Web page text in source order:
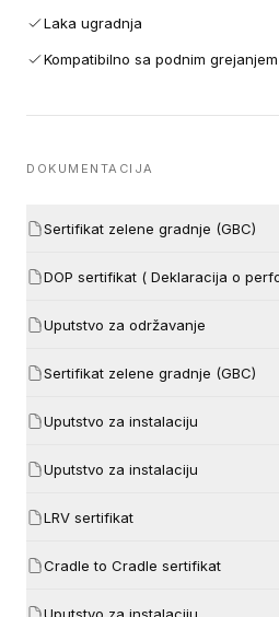
Laka ugradnja
Kompatibilno sa podnim grejanjem
DOKUMENTACIJA
Sertifikat zelene gradnje (GBC)
DOP sertifikat ( Deklaracija o
Uputstvo za održavanje
Sertifikat zelene gradnje (GBC)
Uputstvo za instalaciju
Uputstvo za instalaciju
LRV sertifikat
Cradle to Cradle sertifikat
Uputstvo za instalaciju